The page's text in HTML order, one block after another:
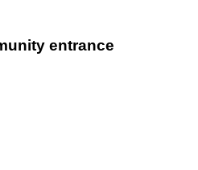
entrance